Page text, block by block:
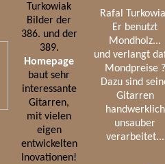
Turkowiak
Bilder der
386. und der
389.
Homepage
baut sehr
interessante
Gitarren,
mit vielen
eigen
entwickelten
Inovationen!
Rafal
Er benutzt
Mondholz...
und verlangt
Mondpreise ?
Dazu sind
Gitarren
handwerklich
unsauber
verarbeitet...